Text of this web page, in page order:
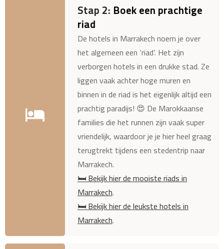
Stap 2: Boek een prachtige
riad
De hotels in Marrakech noem je over
het algemeen een ‘riad’. Het zijn
verborgen hotels in een drukke stad. Ze
liggen vaak achter hoge muren en
binnen in de riad is het eigenlijk altijd een
prachtig paradijs! 😍 De Marokkaanse
families die het runnen zijn vaak super
vriendelijk, waardoor je je hier heel graag
terugtrekt tijdens een stedentrip naar
Marrakech.
🛏️ Bekijk hier de mooiste riads in
Marrakech.
🛏️ Bekijk hier de leukste hotels in
Marrakech.